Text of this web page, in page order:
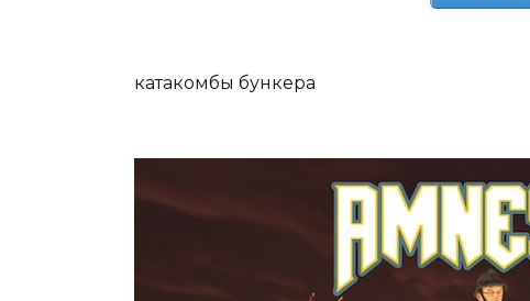
катакомбы бункера